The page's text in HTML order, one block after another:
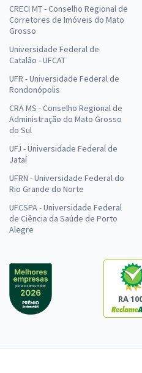
CRECI MT - Conselho Regional de
Corretores de Imóveis do Mato
Grosso
Universidade Federal de
Catalão - UFCAT
UFR - Universidade Federal de
Rondonópolis
CRA MS - Conselho Regional de
Administração do Mato Grosso
do Sul
UFJ - Universidade Federal de
Jataí
UFRN - Universidade Federal do
Rio Grande do Norte
UFCSPA - Universidade Federal
de Ciência da Saúde de Porto
Alegre
RA